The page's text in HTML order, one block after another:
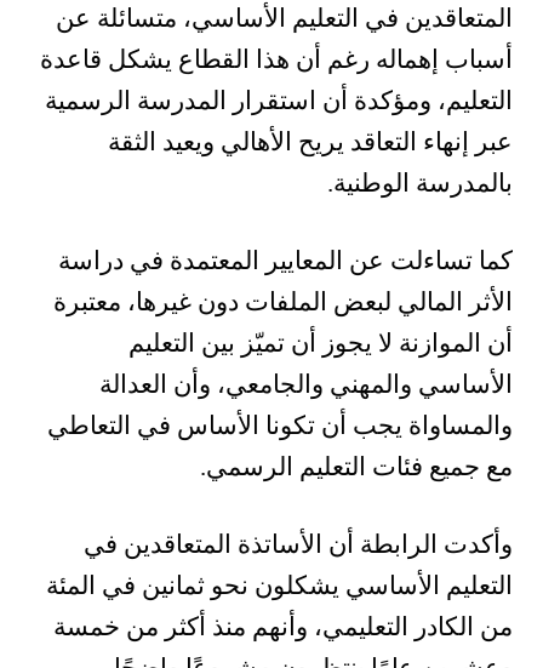
المتعاقدين في التعليم الأساسي، متسائلة عن
أسباب إهماله رغم أن هذا القطاع يشكل قاعدة
التعليم، ومؤكدة أن استقرار المدرسة الرسمية
عبر إنهاء التعاقد يريح الأهالي ويعيد الثقة
بالمدرسة الوطنية.
كما تساءلت عن المعايير المعتمدة في دراسة
الأثر المالي لبعض الملفات دون غيرها، معتبرة
أن الموازنة لا يجوز أن تميّز بين التعليم
الأساسي والمهني والجامعي، وأن العدالة
والمساواة يجب أن تكونا الأساس في التعاطي
مع جميع فئات التعليم الرسمي.
وأكدت الرابطة أن الأساتذة المتعاقدين في
التعليم الأساسي يشكلون نحو ثمانين في المئة
من الكادر التعليمي، وأنهم منذ أكثر من خمسة